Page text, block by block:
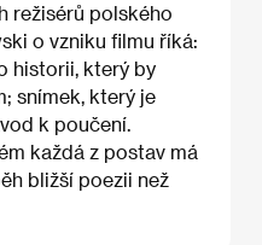
režisérů polského
o vzniku filmu říká:
historii, který by
snímek, který je
k poučení.
každá z postav má
bližší poezii než